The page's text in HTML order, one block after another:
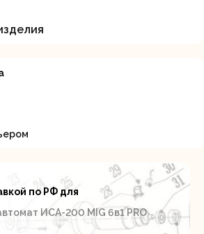
по РФ для
ИСА-200 MIG 6в1 PRO